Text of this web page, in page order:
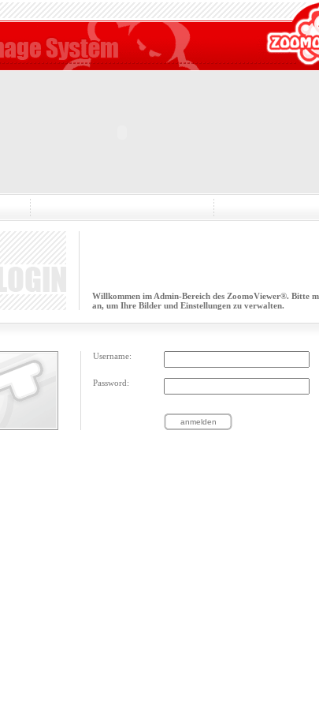
Willkommen im Admin-Bereich des ZoomoViewer®. Bitte
an, um Ihre Bilder und Einstellungen zu verwalten.
Username:
Password: